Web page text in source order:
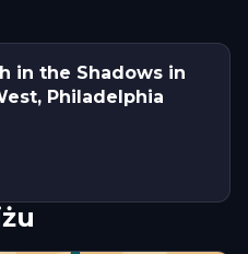
in the Shadows in
Philadelphia